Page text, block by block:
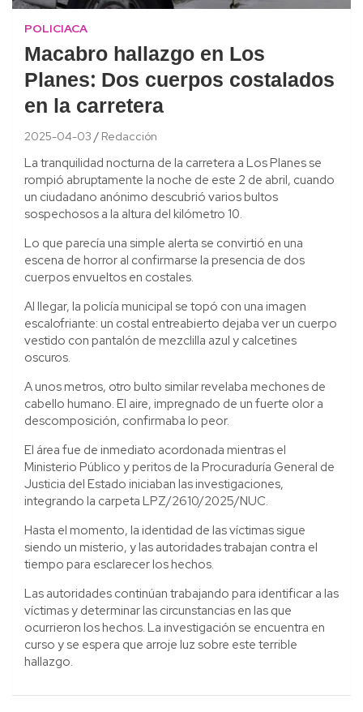
POLICIACA
Macabro hallazgo en Los
Planes: Dos cuerpos costalados
en la carretera
2025-04-03 Redacción
La tranquilidad nocturna de la carretera a Los Planes se
rompió abruptamente la noche de este 2 de abril, cuando
un ciudadano anónimo descubrió varios bultos
sospechosos a la altura del kilómetro 10.
Lo que parecía una simple alerta se convirtió en una
escena de horror al confirmarse la presencia de dos
cuerpos envueltos en costales.
Al llegar, la policía municipal se topó con una imagen
escalofriante: un costal entreabierto dejaba ver un cuerpo
vestido con pantalón de mezclilla azul y calcetines
oscuros.
A unos metros, otro bulto similar revelaba mechones de
cabello humano. El aire, impregnado de un fuerte olor a
descomposición, confirmaba lo peor.
El área fue de inmediato acordonada mientras el
Ministerio Público y peritos de la Procuraduría General de
Justicia del Estado iniciaban las investigaciones,
integrando la carpeta LPZ/2610/2025/NUC.
Hasta el momento, la identidad de las víctimas sigue
siendo un misterio, y las autoridades trabajan contra el
tiempo para esclarecer los hechos.
Las autoridades continúan trabajando para identificar a las
víctimas y determinar las circunstancias en las que
ocurrieron los hechos. La investigación se encuentra en
curso y se espera que arroje luz sobre este terrible
hallazgo.